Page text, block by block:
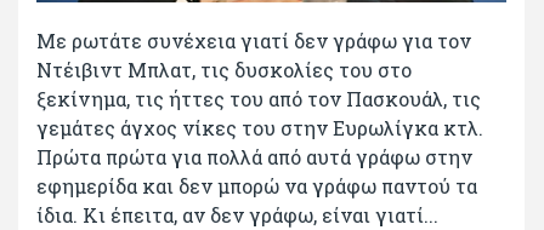
Με ρωτάτε συνέχεια γιατί δεν γράφω για τον
Ντέιβιντ Μπλατ, τις δυσκολίες του στο
ξεκίνημα, τις ήττες του από τον Πασκουάλ, τις
γεμάτες άγχος νίκες του στην Ευρωλίγκα κτλ.
Πρώτα πρώτα για πολλά από αυτά γράφω στην
εφημερίδα και δεν μπορώ να γράφω παντού τα
ίδια. Κι έπειτα, αν δεν γράφω, είναι γιατί...